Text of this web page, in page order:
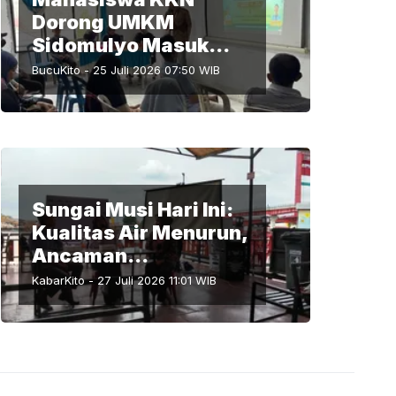
Dorong UMKM
Sidomulyo Masuk
Ekosistem Digital
BucuKito -25 Juli 2026 07:50 WIB
Sungai Musi Hari Ini:
Kualitas Air Menurun,
Ancaman
Mikroplastik, dan
Pencemaran
KabarKito -27 Juli 2026 11:01 WIB